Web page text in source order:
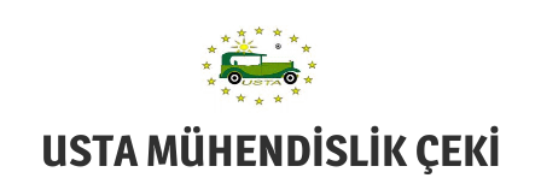
USTA MÜHENDİSLİK ÇEKİ